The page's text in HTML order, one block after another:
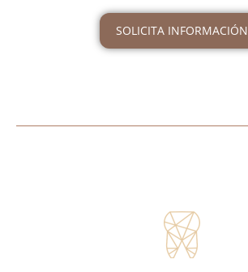
SOLICITA INFORMACIÓN